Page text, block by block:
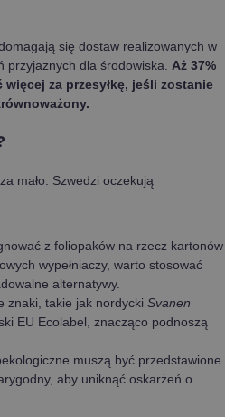
się dostaw realizowanych w
przyjaznych dla środowiska. Aż 37%
za przesyłkę, jeśli zostanie
mało. Szwedzi oczekują
z foliopaków na rzecz kartonów
wypełniaczy, warto stosować
alternatywy.
znaki, takie jak nordycki Svanen
EU Ecolabel, znacząco podnoszą
muszą być przedstawione
aby uniknąć oskarżeń o